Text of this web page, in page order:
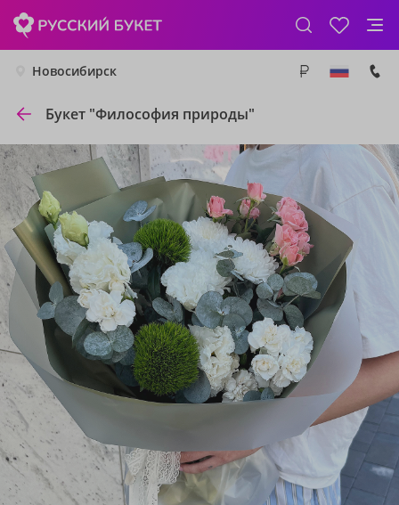
Новосибирск
Букет "Философия природы"